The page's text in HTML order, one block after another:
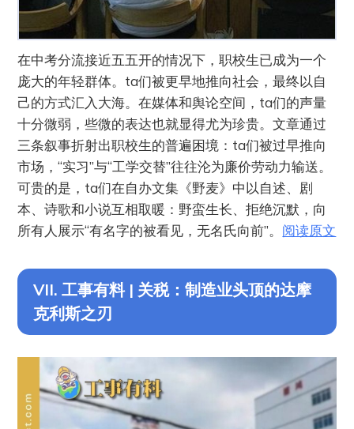
在中考分流接近五五开的情况下，职校生已成为一个
庞大的年轻群体。ta们被更早地推向社会，最终以自
己的方式汇入大海。在媒体和舆论空间，ta们的声量
十分微弱，些微的表达也就显得尤为珍贵。文章通过
三条叙事折射出职校生的普遍困境：ta们被过早推向
市场，“实习”与“工学交替”往往沦为廉价劳动力输送。
可贵的是，ta们在自办文集《野麦》中以自述、剧
本、诗歌和小说互相取暖：野蛮生长、拒绝沉默，向
所有人展示“有名字的被看见，无名氏向前”。 阅读原文
VII. 工事有料 | 关税：制造业头顶的达摩
克利斯之刃